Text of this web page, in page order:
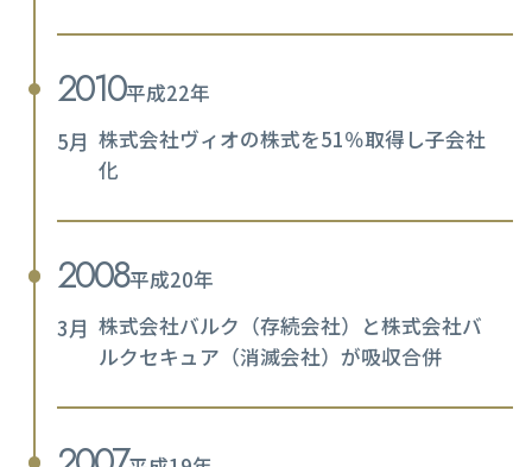
2010平成22年
5月 株式会社ヴィオの株式を51％取得し子会社
化
2008平成20年
3月 株式会社バルク（存続会社）と株式会社バ
ルクセキュア（消滅会社）が吸収合併